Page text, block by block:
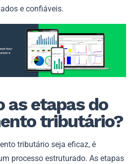
e confiáveis.
as etapas do
tributário?
tributário seja eficaz, é
processo estruturado. As etapas